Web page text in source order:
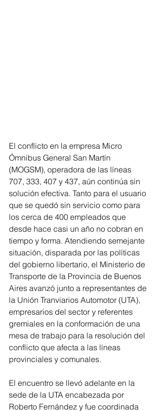
El conflicto en la empresa Micro
Ómnibus General San Martín
(MOGSM), operadora de las líneas
707, 333, 407 y 437, aún continúa sin
solución efectiva. Tanto para el usuario
que se quedó sin servicio como para
los cerca de 400 empleados que
desde hace casi un año no cobran en
tiempo y forma. Atendiendo semejante
situación, disparada por las políticas
del gobierno libertario, el Ministerio de
Transporte de la Provincia de Buenos
Aires avanzó junto a representantes de
la Unión Tranviarios Automotor (UTA),
empresarios del sector y referentes
gremiales en la conformación de una
mesa de trabajo para la resolución del
conflicto que afecta a las líneas
provinciales y comunales.
El encuentro se llevó adelante en la
sede de la UTA encabezada por
Roberto Fernández y fue coordinada